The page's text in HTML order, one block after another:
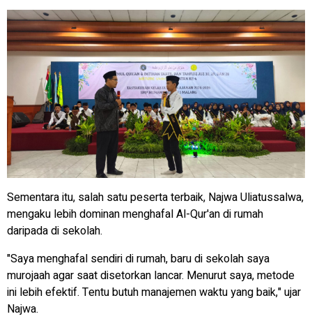
Sementara itu, salah satu peserta terbaik, Najwa Uliatussalwa,
mengaku lebih dominan menghafal Al-Qur'an di rumah
daripada di sekolah.
"Saya menghafal sendiri di rumah, baru di sekolah saya
murojaah agar saat disetorkan lancar. Menurut saya, metode
ini lebih efektif. Tentu butuh manajemen waktu yang baik," ujar
Najwa.